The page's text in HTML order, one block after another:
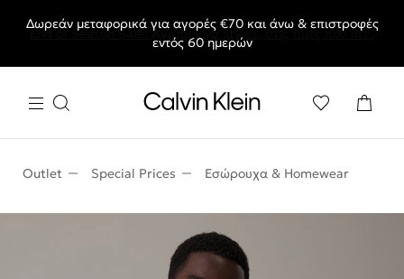
End of Season Sale: Αγαπημένα styles, στις τιμές που θες.
Δωρεάν μεταφορικά για αγορές €70 και άνω & επιστροφές
εντός 60 ημερών
Outlet Special Prices Εσώρουχα & Homewear